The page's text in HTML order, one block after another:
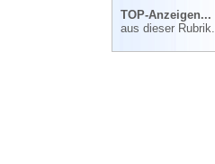
TOP-Anzeigen...
aus dieser Rubrik.